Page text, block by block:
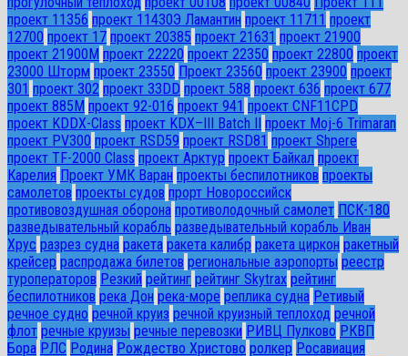
проект 11356 проект 11430Э Ламантин проект 11711 проект
12700 проект 17 проект 20385 проект 21631 проект 21900
проект 21900М проект 22220 проект 22350 проект 22800 проект
23000 Шторм проект 23550 Проект 23560 проект 23900 проект
301 проект 302 проект 33DD проект 588 проект 636 проект 677
проект 885М проект 92-016 проект 941 проект CNF11CPD
проект KDDX-Class проект KDX–III Batch II
проект Moj-6 Trimaran
проект PV300 проект RSD59 проект RSD81 проект Shpere
проект TF-2000 Class проект Арктур проект Байкал проект
Карелия Проект УМК Варан проекты беспилотников проекты
самолетов проекты судов прорт Новороссийск
противовоздушная оборона противолодочный самолет ПСК-180
разведывательный корабль разведывательный корабль Иван
Хрус разрез судна ракета ракета калибр ракета циркон ракетный
крейсер распродажа билетов региональные аэропорты реестр
туроператоров Резкий рейтинг рейтинг Skytrax рейтинг
беспилотников река Дон река-море реплика судна Ретивый
речное судно речной круиз речной круизный теплоход речной
флот речные круизы речные перевозки РИВЦ Пулково РКВП
Бора РЛС Родина Рождество Христово ролкер Росавиация